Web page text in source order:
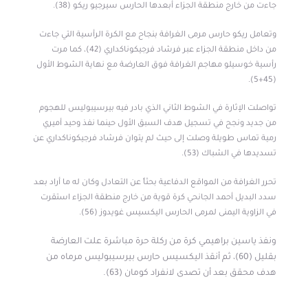
جاءت من خارج منطقة الجزاء أبعدها الحارس سيرجيو ريكو (38).
وتعامل ريكو حارس مرمى الغرافة بنجاح مع الكرة الرأسية التي جاءت
من داخل منطقة الجزاء عبر فرشاد فرجيكوناكداري (42)، كما مرت
رأسية خوسيلو مهاجم الغرافة فوق العارضة مع نهاية الشوط الأول
(45+5).
تواصلت الإثارة في الشوط الثاني الذي بادر فيه بيرسيبوليس للهجوم
من جديد ونجح في تسجيل هدف السبق الأول حينما نفذ وحيد أميري
رمية تماس طويلة وصلت إلى حيث لم يتوان فرشاد فرجيكوناكداري عن
تسديدها في الشباك (53).
تحرر الغرافة من المواقع الدفاعية بحثاً عن التعادل وكان له ما أراد بعد
سدد البديل أحمد الجانحي كرة قوية من خارج منطقة الجزاء استقرت
في الزاوية اليمنى لمرمى الحارس اليكسيس غويدوز (56).
ونفذ ياسين براهيمي كرة من ركلة حرة مباشرة علت العارضة
بقليل (60)، ثم أنقذ اليكسيس حارس بيرسيبوليس مرماه من
هدف محقق بعد أن تصدى لانفراد كومان (63).